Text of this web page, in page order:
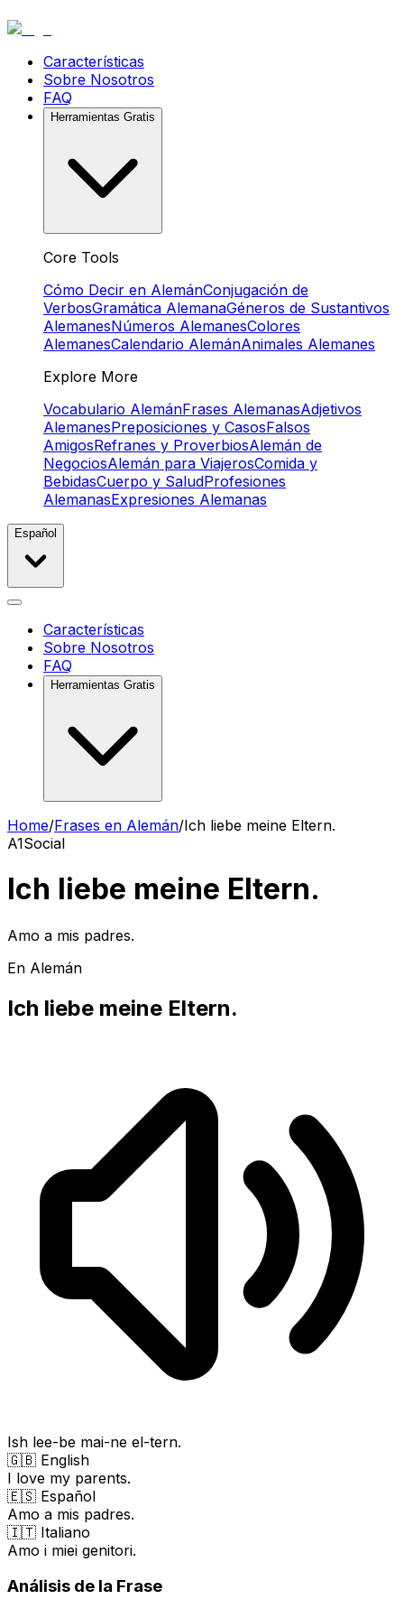
Características
Sobre Nosotros
FAQ
Herramientas Gratis
Core Tools
Cómo Decir en AlemánConjugación de
VerbosGramática AlemanaGéneros de Sustantivos
AlemanesNúmeros AlemanesColores
AlemanesCalendario AlemánAnimales Alemanes
Explore More
Vocabulario AlemánFrases AlemanasAdjetivos
AlemanesPreposiciones y CasosFalsos
AmigosRefranes y ProverbiosAlemán de
NegociosAlemán para ViajerosComida y
BebidasCuerpo y SaludProfesiones
AlemanasExpresiones Alemanas
Español
Características
Sobre Nosotros
FAQ
Herramientas Gratis
Home/Frases en Alemán/Ich liebe meine Eltern.
A1Social
Ich liebe meine Eltern.
Amo a mis padres.
En Alemán
Ich liebe meine Eltern.
Ish lee-be mai-ne el-tern.
🇬🇧 English
I love my parents.
🇪🇸 Español
Amo a mis padres.
🇮🇹 Italiano
Amo i miei genitori.
Análisis de la Frase